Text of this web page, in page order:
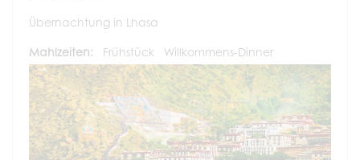
Übernachtung in Lhasa
Mahlzeiten: Frühstück Willkommens-Dinner